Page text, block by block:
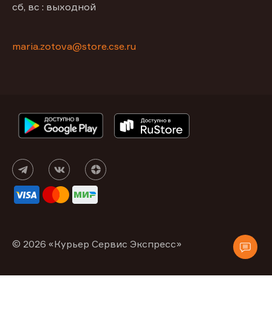
сб, вс : выходной
maria.zotova@store.cse.ru
© 2026 «Курьер Сервис Экспресс»